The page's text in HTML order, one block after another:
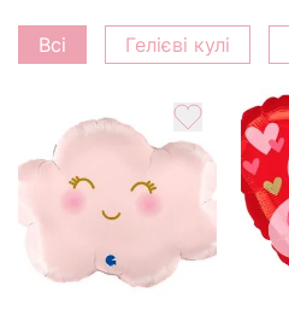
Всі Гелієві кулі